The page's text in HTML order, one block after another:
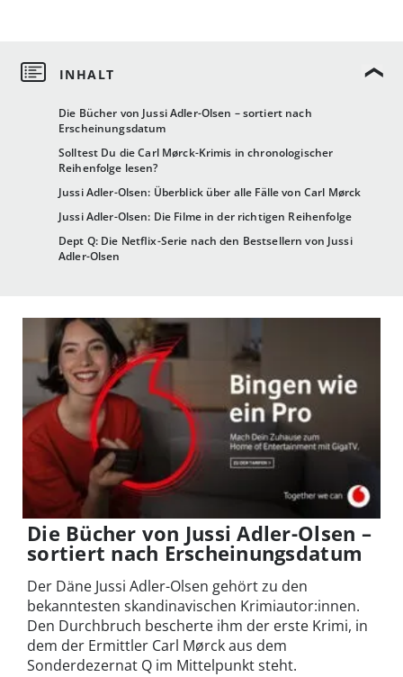
Die Bücher von Jussi Adler-Olsen – sortiert nach
Erscheinungsdatum
Solltest Du die Carl Mørck-Krimis in chronologischer
Reihenfolge lesen?
Jussi Adler-Olsen: Überblick über alle Fälle von Carl Mørck
Jussi Adler-Olsen: Die Filme in der richtigen Reihenfolge
Dept Q: Die Netflix-Serie nach den Bestsellern von Jussi
Adler-Olsen
Die Bücher von Jussi Adler-Olsen –
sortiert nach Erscheinungsdatum
Der Däne Jussi Adler-Olsen gehört zu den
bekanntesten skandinavischen Krimiautor:innen.
Den Durchbruch bescherte ihm der erste Krimi, in
dem der Ermittler Carl Mørck aus dem
Sonderdezernat Q im Mittelpunkt steht.